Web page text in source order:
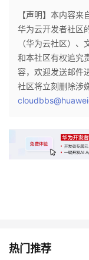
【声明】本内容
华为云开发者社区
（华为云社区）
和本社区有权追究
容，欢迎发送邮件
社区将立刻删除涉
热门推荐